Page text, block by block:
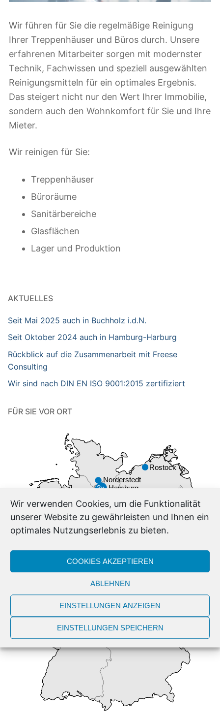
Wir verwenden Cookies, um die Funktionalität
unserer Website zu gewährleisten und Ihnen ein
optimales Nutzungserlebnis zu bieten.
COOKIES AKZEPTIEREN
ABLEHNEN
EINSTELLUNGEN ANZEIGEN
EINSTELLUNGEN SPEICHERN
Wir führen für Sie die regelmäßige Reinigung
Ihrer Treppenhäuser und Büros durch. Unsere
erfahrenen Mitarbeiter sorgen mit modernster
Technik, Fachwissen und speziell ausgewählten
Reinigungsmitteln für ein optimales Ergebnis.
Das steigert nicht nur den Wert Ihrer Immobilie,
sondern auch den Wohnkomfort für Sie und Ihre
Mieter.
Wir reinigen für Sie:
Treppenhäuser
Büroräume
Sanitärbereiche
Glasflächen
Lager und Produktion
AKTUELLES
Seit Mai 2025 auch in Buchholz i.d.N.
Seit Oktober 2024 auch in Hamburg-Harburg
Rückblick auf die Zusammenarbeit mit Freese
Consulting
Wir sind nach DIN EN ISO 9001:2015 zertifiziert
FÜR SIE VOR ORT